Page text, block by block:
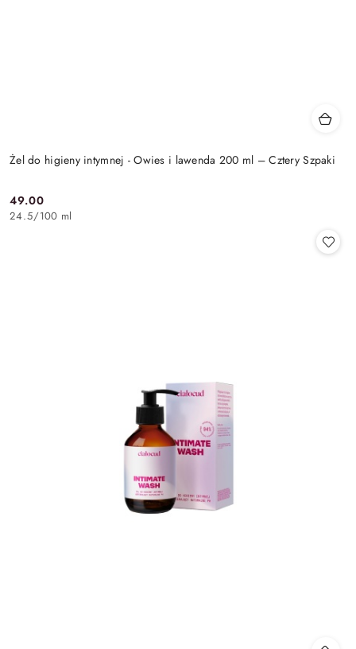
Żel do higieny intymnej - Owies i lawenda 200 ml – Cztery Szpaki
Cena:
49.00
24.5/100 ml